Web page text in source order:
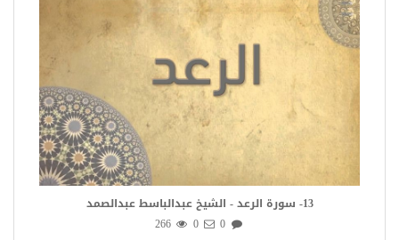
13- سورة الرعد - الشيخ عبدالباسط عبدالصمد
0
0
266